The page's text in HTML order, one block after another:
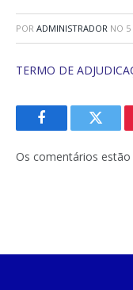
POR ADMINISTRADOR NO 5
TERMO DE
Facebook
Os comentários estão